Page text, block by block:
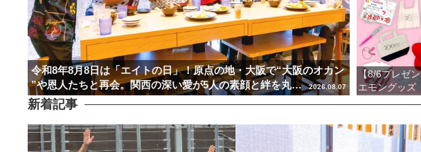
令和8年8月8日は「エイトの日」！原点の地・大阪で“大阪のオカン
”や恩人たちと再会。関西の深い愛が5人の素顔と絆を丸…
2026.08.07
【8/6プレゼ
エモングッズ
新着記事